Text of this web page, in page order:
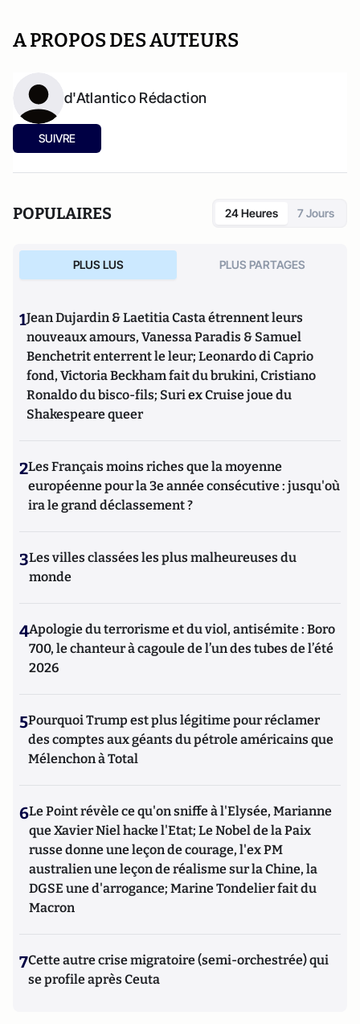
A PROPOS DES AUTEURS
d'Atlantico Rédaction
SUIVRE
POPULAIRES 24 Heures 7 Jours
PLUS LUS PLUS PARTAGES
1Jean Dujardin & Laetitia Casta étrennent leurs
nouveaux amours, Vanessa Paradis & Samuel
Benchetrit enterrent le leur; Leonardo di Caprio
fond, Victoria Beckham fait du brukini, Cristiano
Ronaldo du bisco-fils; Suri ex Cruise joue du
Shakespeare queer
2Les Français moins riches que la moyenne
européenne pour la 3e année consécutive : jusqu'où
ira le grand déclassement ?
3Les villes classées les plus malheureuses du
monde
4Apologie du terrorisme et du viol, antisémite : Boro
700, le chanteur à cagoule de l’un des tubes de l’été
2026
5Pourquoi Trump est plus légitime pour réclamer
des comptes aux géants du pétrole américains que
Mélenchon à Total
6Le Point révèle ce qu'on sniffe à l'Elysée, Marianne
que Xavier Niel hacke l'Etat; Le Nobel de la Paix
russe donne une leçon de courage, l'ex PM
australien une leçon de réalisme sur la Chine, la
DGSE une d'arrogance; Marine Tondelier fait du
Macron
7Cette autre crise migratoire (semi-orchestrée) qui
se profile après Ceuta